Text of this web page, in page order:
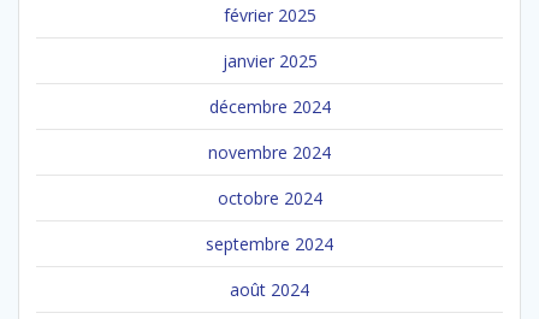
février 2025
janvier 2025
décembre 2024
novembre 2024
octobre 2024
septembre 2024
août 2024